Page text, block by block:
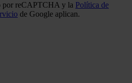
por reCAPTCHA y la Política de
de Google aplican.